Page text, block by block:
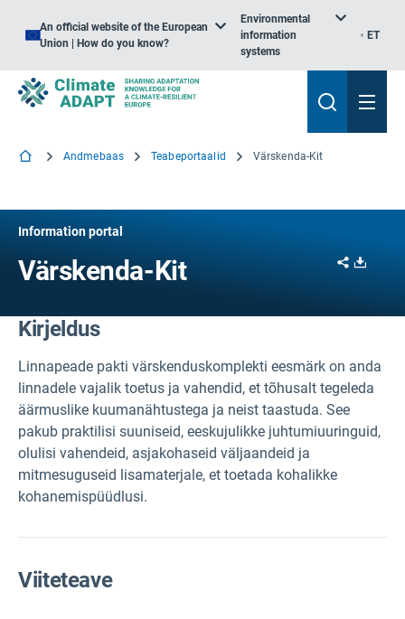
An official website of the European
Union | How do you know?
Environmental
information
systems
ET
Andmebaas Teabeportaalid Värskenda-Kit
Information portal
Värskenda-Kit Share
Kirjeldus
Linnapeade pakti värskenduskomplekti eesmärk on anda
linnadele vajalik toetus ja vahendid, et tõhusalt tegeleda
äärmuslike kuumanähtustega ja neist taastuda. See
pakub praktilisi suuniseid, eeskujulikke juhtumiuuringuid,
olulisi vahendeid, asjakohaseid väljaandeid ja
mitmesuguseid lisamaterjale, et toetada kohalikke
kohanemispüüdlusi.
Viiteteave